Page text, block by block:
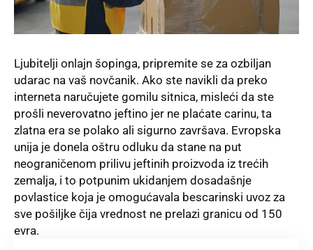
Ljubitelji onlajn šopinga, pripremite se za ozbiljan
udarac na vaš novčanik. Ako ste navikli da preko
interneta naručujete gomilu sitnica, misleći da ste
prošli neverovatno jeftino jer ne plaćate carinu, ta
zlatna era se polako ali sigurno završava. Evropska
unija je donela oštru odluku da stane na put
neograničenom prilivu jeftinih proizvoda iz trećih
zemalja, i to potpunim ukidanjem dosadašnje
povlastice koja je omogućavala bescarinski uvoz za
sve pošiljke čija vrednost ne prelazi granicu od 150
evra.